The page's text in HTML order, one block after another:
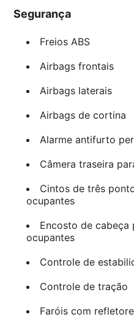
Segurança
Freios ABS
Airbags frontais
Airbags laterais
Airbags de cortina
Alarme antifurto
Câmera traseira
Cintos de três
ocupantes
Encosto de cabeça
ocupantes
Controle de
Controle de tração
Faróis com